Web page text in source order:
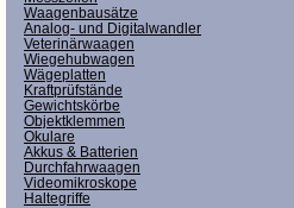
Waagenbausätze
Analog- und Digitalwandler
Veterinärwaagen
Wiegehubwagen
Wägeplatten
Kraftprüfstände
Gewichtskörbe
Objektklemmen
Okulare
Akkus & Batterien
Durchfahrwaagen
Videomikroskope
Haltegriffe